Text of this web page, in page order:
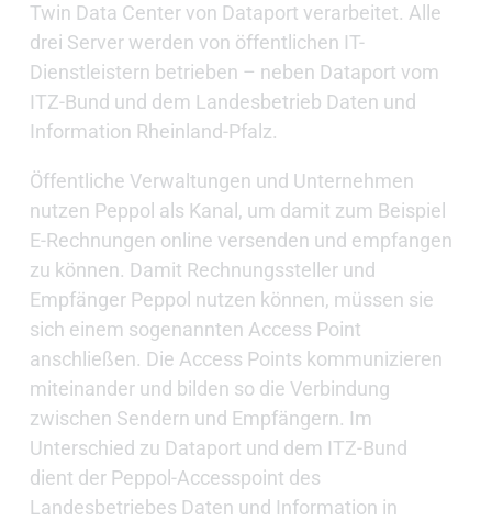
Twin Data Center von Dataport verarbeitet. Alle
drei Server werden von öffentlichen IT-
Dienstleistern betrieben – neben Dataport vom
ITZ-Bund und dem Landesbetrieb Daten und
Information Rheinland-Pfalz.
Öffentliche Verwaltungen und Unternehmen
nutzen Peppol als Kanal, um damit zum Beispiel
E-Rechnungen online versenden und empfangen
zu können. Damit Rechnungssteller und
Empfänger Peppol nutzen können, müssen sie
sich einem sogenannten Access Point
anschließen. Die Access Points kommunizieren
miteinander und bilden so die Verbindung
zwischen Sendern und Empfängern. Im
Unterschied zu Dataport und dem ITZ-Bund
dient der Peppol-Accesspoint des
Landesbetriebes Daten und Information in